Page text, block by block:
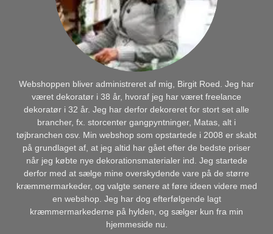
Webshoppen bliver administreret af mig, Birgit Roed. Jeg har
været dekoratør i 38 år, hvoraf jeg har været freelance
dekoratør i 32 år. Jeg har derfor dekoreret for stort set alle
brancher, fx. storcenter gangpyntninger, Matas, alt i
tøjbranchen osv. Min webshop som opstartede i 2008 er skabt
på grundlaget af, at jeg altid har gået efter de bedste priser
når jeg købte nye dekorationsmaterialer ind. Jeg startede
derfor med at sælge mine overskydende vare på de større
kræmmermarkeder, og valgte senere at føre ideen videre med
en webshop. Jeg har dog efterfølgende lagt
kræmmermarkederne på hylden, og sælger kun fra min
hjemmeside nu.